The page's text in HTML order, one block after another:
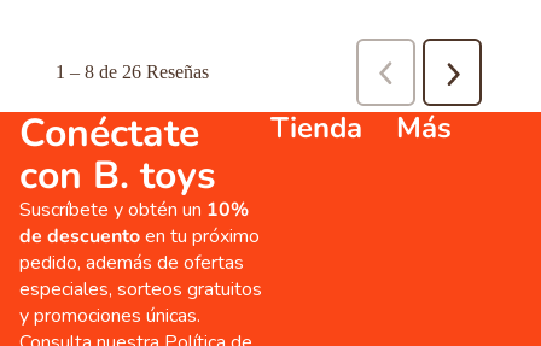
Conéctate
con B. toys
Suscríbete y obtén un 10%
de descuentoen tu próximo
pedido, además de ofertas
especiales, sorteos gratuitos
y promociones únicas.
Tienda Más